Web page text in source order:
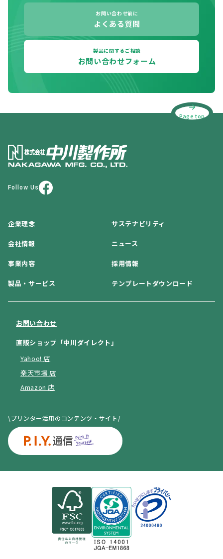
お問い合わせ前に
よくある質問
製品に関するご相談
お問い合わせフォーム
Page top
Follow Us
企業理念 サステナビリティ
会社情報 ニュース
事業内容 採用情報
製品・サービス テンプレートダウンロード
お問い合わせ
直販ショップ「中川ダイレクト」
Yahoo! 店
楽天市場 店
Amazon 店
\プリンター活用のコンテンツ・サイト/